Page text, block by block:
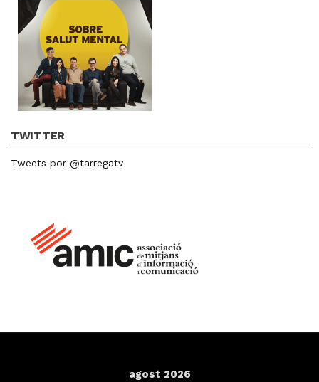
TWITTER
Tweets por @tarregatv
agost 2026